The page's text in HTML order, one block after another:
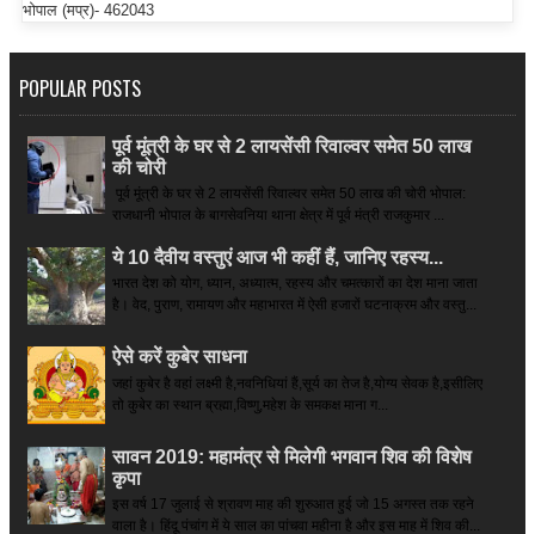
भोपाल (मप्र)- 462043
POPULAR POSTS
पूर्व मूंत्री के घर से 2 लायसेंसी रिवाल्वर समेत 50 लाख
की चोरी
पूर्व मूंत्री के घर से 2 लायसेंसी रिवाल्वर समेत 50 लाख की चोरी भोपाल:
राजधानी भोपाल के बागसेवनिया थाना क्षेत्र में पूर्व मंत्री राजकुमार ...
ये 10 दैवीय वस्तुएं आज भी कहीं हैं, जानिए रहस्य...
भारत देश को योग, ध्यान, अध्यात्म, रहस्य और चमत्कारों का देश माना जाता
है। वेद, पुराण, रामायण और महाभारत में ऐसी हजारों घटनाक्रम और वस्तु...
ऐसे करें कुबेर साधना
जहां कुबेर है­ वहां लक्ष्मी है,नवनिधियां हैं,सूर्य का तेज है,योग्य सेवक है,इसीलिए
तो कुबेर का स्थान ब्रह्मा,विष्णु,महेश के समकक्ष माना ग...
सावन 2019: महामंत्र से मिलेगी भगवान शिव की विशेष
कृपा
इस वर्ष 17 जुलाई से श्रावण माह की शुरुआत हुई जो 15 अगस्त तक रहने
वाला है। हिंदू पंचांग में ये साल का पांचवा महीना है और इस माह में शिव की...